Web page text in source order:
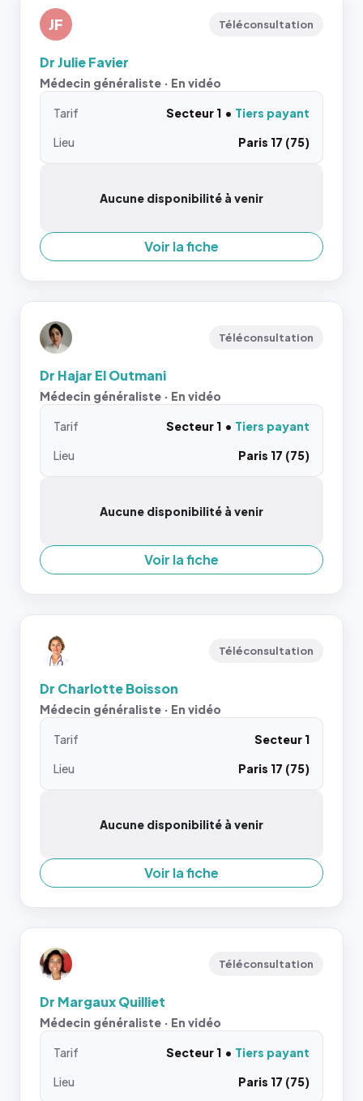
JF Téléconsultation
Dr Julie Favier
Médecin généraliste · En vidéo
Tarif Secteur 1
Tiers payant
Lieu
Paris 17 (75)
Aucune disponibilité à venir
Voir la fiche
Téléconsultation
Dr Hajar El Outmani
Médecin généraliste · En vidéo
Tarif Secteur 1
Tiers payant
Lieu
Paris 17 (75)
Aucune disponibilité à venir
Voir la fiche
Téléconsultation
Dr Charlotte Boisson
Médecin généraliste · En vidéo
Tarif
Secteur 1
Lieu
Paris 17 (75)
Aucune disponibilité à venir
Voir la fiche
Téléconsultation
Dr Margaux Quilliet
Médecin généraliste · En vidéo
Tarif Secteur 1
Tiers payant
Lieu
Paris 17 (75)